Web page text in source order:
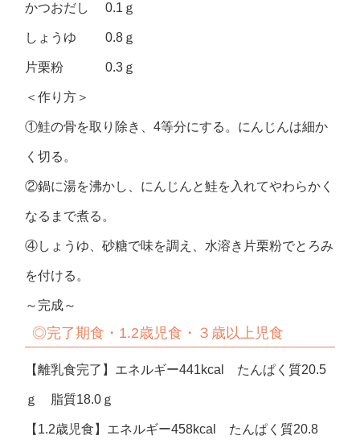
かつおだし 0.1ｇ
しょうゆ 0.8ｇ
片栗粉 0.3ｇ
＜作り方＞
①鮭の骨を取り除き、4等分にする。にんじんは細か
く切る。
②鍋に湯を沸かし、にんじんと鮭を入れてやわらかく
なるまで煮る。
④しょうゆ、砂糖で味を調え、水溶き片栗粉でとろみ
を付ける。
～完成～
◎完了期食・1.2歳児食・３歳以上児食
【離乳食完了】エネルギー441kcal たんぱく質20.5
ｇ 脂質18.0ｇ
【1.2歳児食】エネルギー458kcal たんぱく質20.8